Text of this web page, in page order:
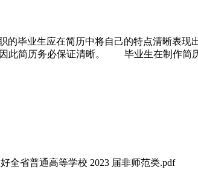
毕业生应在简历中将自己的特点清晰表现
此简历务必保证清晰。 毕业生在制作简
全省普通高等学校 2023 届非师范类.pdf